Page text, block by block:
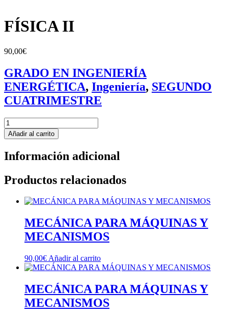
FÍSICA II
90,00€
GRADO EN INGENIERÍA
ENERGÉTICA, Ingeniería, SEGUNDO
CUATRIMESTRE
FÍSICA
II
cantidad
Añadir al carrito
Información adicional
Productos relacionados
MECÁNICA PARA MÁQUINAS Y
MECANISMOS
90,00€ Añadir al carrito
MECÁNICA PARA MÁQUINAS Y
MECANISMOS